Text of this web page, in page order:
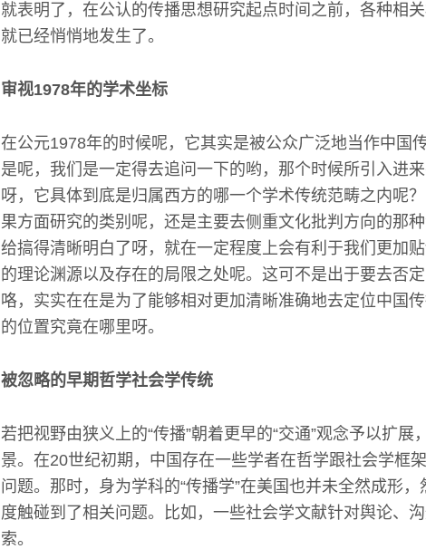
就表明了，在公认的传播思想研究起点时间之前，各种相
就已经悄悄地发生了。
审视1978年的学术坐标
在公元1978年的时候呢，它其实是被公众广泛地当作中国
是呢，我们是一定得去追问一下的哟，那个时候所引入进
呀，它具体到底是归属西方的哪一个学术传统范畴之内呢
果方面研究的类别呢，还是主要去侧重文化批判方向的那
给搞得清晰明白了呀，就在一定程度上会有利于我们更加
的理论渊源以及存在的局限之处呢。这可不是出于要去否
咯，实实在在是为了能够相对更加清晰准确地去定位中国
的位置究竟在哪里呀。
被忽略的早期哲学社会学传统
若把视野由狭义上的“传播”朝着更早的“交通”观念予以扩
景。在20世纪初期，中国存在一些学者在哲学跟社会学框
问题。那时，身为学科的“传播学”在美国也并未全然成形
度触碰到了相关问题。比如，一些社会学文献针对舆论、
索。